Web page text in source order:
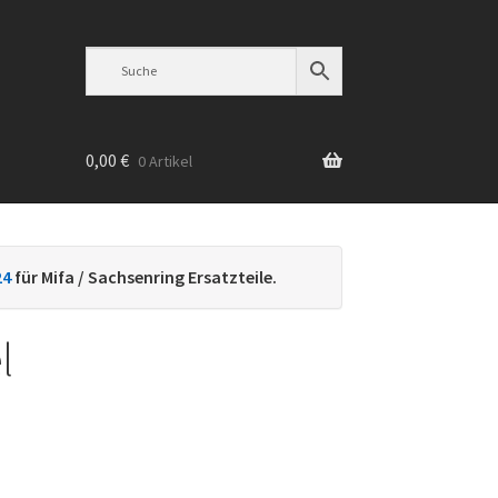
0,00 € 0 Artikel
für Mifa / Sachsenring Ersatzteile.